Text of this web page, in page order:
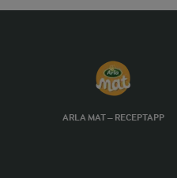
ARLA MAT – RECEPTAPP